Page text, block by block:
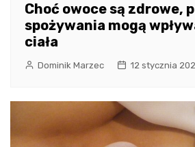
Choć owoce są zdrowe,
spożywania mogą
ciała
Dominik Marzec 12 stycznia